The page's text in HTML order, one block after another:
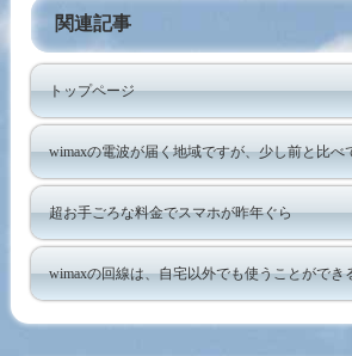
関連記事
トップページ
wimaxの電波が届く地域ですが、少し前と比べ
超お手ごろな料金でスマホが昨年ぐら
wimaxの回線は、自宅以外でも使うことができ